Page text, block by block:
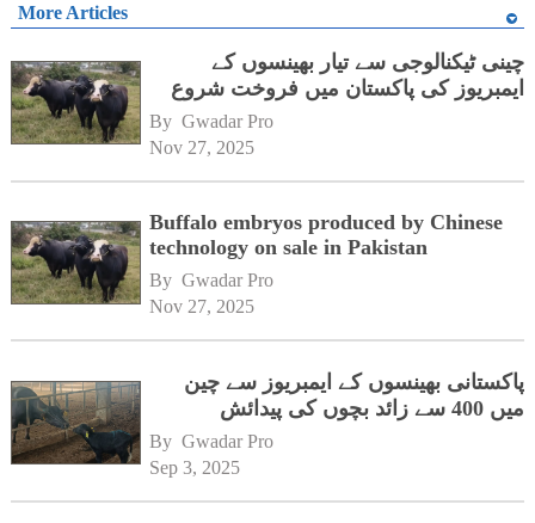
More Articles
چینی ٹیکنالوجی سے تیار بھینسوں کے
ایمبریوز کی پاکستان میں فروخت شروع
By Gwadar Pro
Nov 27, 2025
Buffalo embryos produced by Chinese
technology on sale in Pakistan
By Gwadar Pro
Nov 27, 2025
پاکستانی بھینسوں کے ایمبریوز سے چین
میں 400 سے زائد بچوں کی پیدائش
By Gwadar Pro
Sep 3, 2025